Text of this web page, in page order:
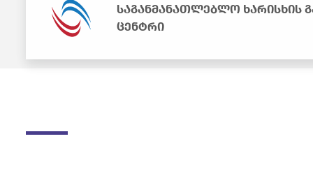
საგანმანათლებლო ხარისხის
ცენტრი